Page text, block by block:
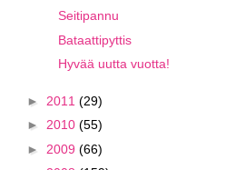
Seitipannu
Bataattipyttis
Hyvää uutta vuotta!
► 2011 (29)
► 2010 (55)
► 2009 (66)